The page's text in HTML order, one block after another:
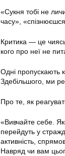
«Сукня тобі не
часу»,
Критика — це
кого про неї не
Одні пропускають
Здебільшого, ми
Про те, як
«Вивчайте себе.
перейдуть у
активність,
Навряд чи вам